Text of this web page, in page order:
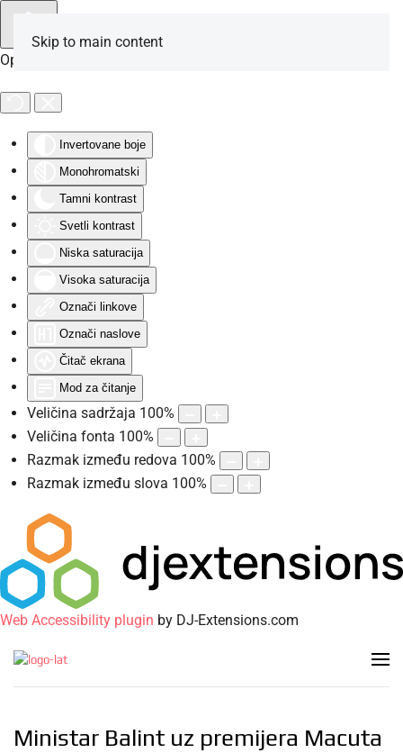
Opcije za osobe sa invaliditetom
Invertovane boje
Monohromatski
Tamni kontrast
Svetli kontrast
Niska saturacija
Visoka saturacija
Označi linkove
Označi naslove
Čitač ekrana
Mod za čitanje
Veličina sadržaja 100%
Veličina fonta 100%
Razmak između redova 100%
Razmak između slova 100%
Web Accessibility plugin by DJ-Extensions.com
Skip to main content
Ministar Balint uz premijera Macuta